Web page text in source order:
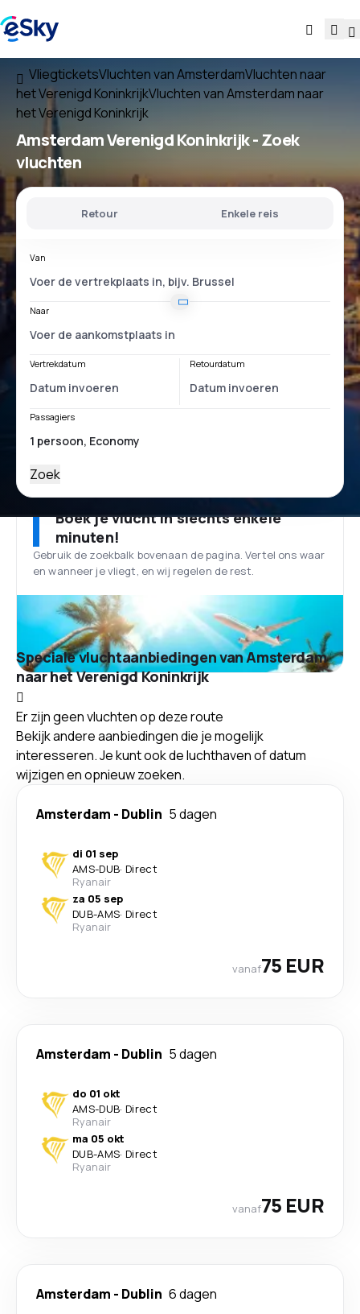
VliegticketsVluchten van AmsterdamVluchten naar
het Verenigd KoninkrijkVluchten van Amsterdam naar
het Verenigd Koninkrijk
Amsterdam Verenigd Koninkrijk- Zoek
vluchten
Retour Enkele reis
Van
Naar
Vertrekdatum Retourdatum
Passagiers
Zoek
Boek je vlucht in slechts enkele
minuten!
Gebruik de zoekbalk bovenaan de pagina. Vertel ons waar
en wanneer je vliegt, en wij regelen de rest.
Speciale vluchtaanbiedingen van Amsterdam
naar het Verenigd Koninkrijk
Er zijn geen vluchten op deze route
Bekijk andere aanbiedingen die je mogelijk
interesseren. Je kunt ook de luchthaven of datum
wijzigen en opnieuw zoeken.
Amsterdam - Dublin 5 dagen
di 01 sep
AMS-DUB· Direct
Ryanair
za 05 sep
DUB-AMS· Direct
Ryanair
vanaf75 EUR
Amsterdam - Dublin 5 dagen
do 01 okt
AMS-DUB· Direct
Ryanair
ma 05 okt
DUB-AMS· Direct
Ryanair
vanaf75 EUR
Amsterdam - Dublin 6 dagen